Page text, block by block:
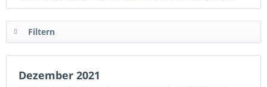
Filtern
Dezember 2021